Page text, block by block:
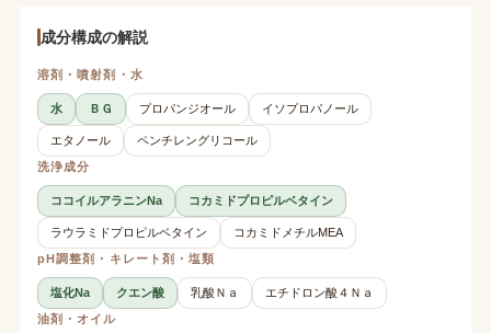
成分構成の解説
溶剤・噴射剤・水
水 ＢＧ プロパンジオール イソプロパノール
エタノール
ペンチレングリコール
洗浄成分
ココイルアラニンNa コカミドプロピルベタイン
ラウラミドプロピルベタイン
コカミドメチルMEA
pH調整剤・キレート剤・塩類
塩化Na クエン酸 乳酸Ｎａ
エチドロン酸４Ｎａ
油剤・オイル